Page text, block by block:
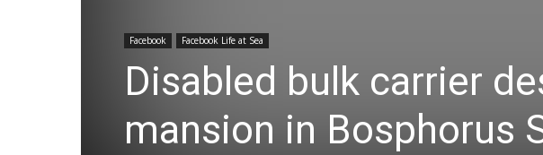
Facebook Facebook Life at Sea
Disabled bulk carrier
mansion in Bosphorus